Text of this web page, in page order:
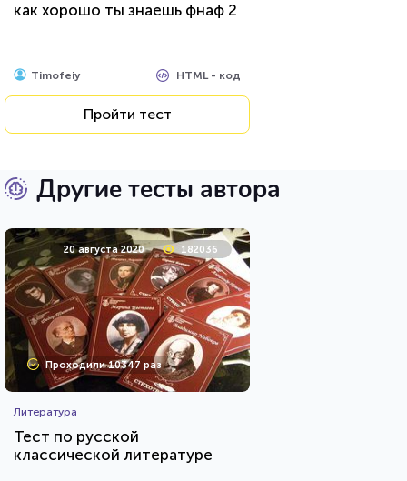
как хорошо ты знаешь фнаф 2
Timofeiy HTML - код
Пройти тест
Другие тесты автора
20 августа 2020 182036
Проходили 10347 раз
Литература
Тест по русской
классической литературе